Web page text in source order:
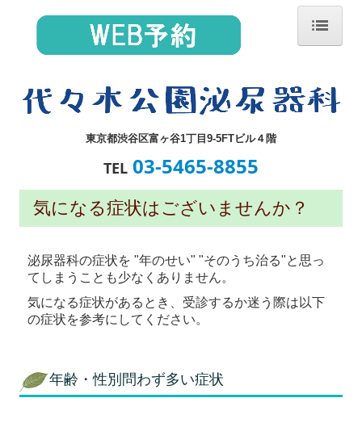
診療のながれ
気になる症状ございませんか？
代表的な疾患
頻尿・尿漏れの治療
院長紹介
自費診療
東京都渋谷区富ヶ谷1丁目9-5FTビル４階
TEL 03-5465-8855
気になる症状はございませんか？
泌尿器科の症状を "年のせい" "そのうち治る"と思っ
てしまうことも少なくありません。
気になる症状があるとき、受診するか迷う際は以下
の症状を参考にしてください。
年齢・性別問わず多い症状